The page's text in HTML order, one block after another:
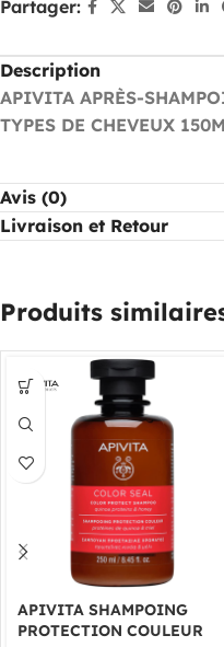
Partager:
Description
APIVITA APRÈS-
TYPES DE CHEVEUX
Avis (0)
Livraison et Retour
Produits
APIVITA SHAMPOING
PROTECTION COULEUR